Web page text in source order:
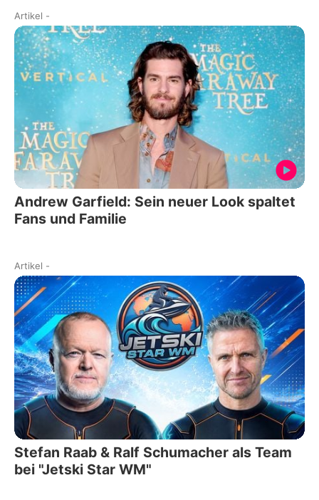
Artikel -
Andrew Garfield: Sein neuer Look spaltet
Fans und Familie
Artikel -
Stefan Raab & Ralf Schumacher als Team
bei "Jetski Star WM"